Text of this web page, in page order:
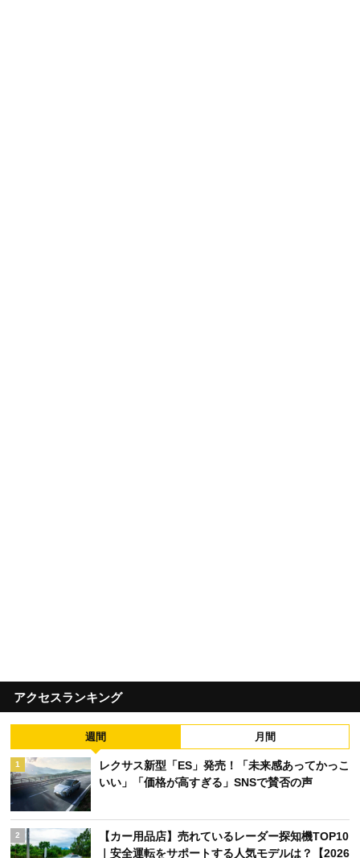
アクセスランキング
週間 月間
1
レクサス新型「ES」発売！「未来感あってかっこ
いい」「価格が高すぎる」SNSで賛否の声
2
【カー用品店】売れているレーダー探知機TOP10
｜安全運転をサポートする人気モデルは？【2026